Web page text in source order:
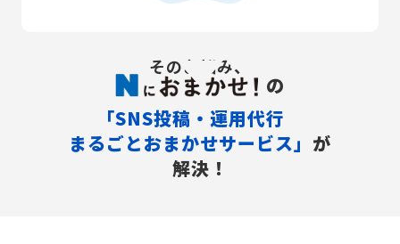
そのお悩み、
の
「SNS投稿・運用代行
まるごとおまかせサービス」 が
解決！